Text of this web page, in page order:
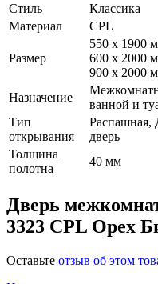
Стиль
Классика
Материал
CPL
Размер
550 x 1900
600 x 2000
900 x 2000
Назначение
ванной и
Тип
открывания
Распашная,
дверь
Толщина
полотна
40 мм
Дверь
3323 CPL Орех
Оставьте отзыв об этом